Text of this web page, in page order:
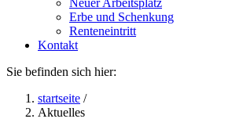
Neuer Arbeitsplatz
Erbe und Schenkung
Renteneintritt
Kontakt
Sie befinden sich hier:
startseite /
Aktuelles